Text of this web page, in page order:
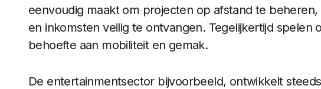
eenvoudig maakt om projecten op afstand te
en inkomsten veilig te ontvangen. Tegelijkertijd spelen
behoefte aan mobiliteit en gemak.
De entertainmentsector bijvoorbeeld, ontwikkelt